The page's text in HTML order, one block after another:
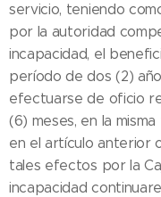
servicio, teniendo
por la autoridad
incapacidad, el
período de dos (2)
efectuarse de oficio
(6) meses, en la
en el artículo anterior
tales efectos por la
incapacidad